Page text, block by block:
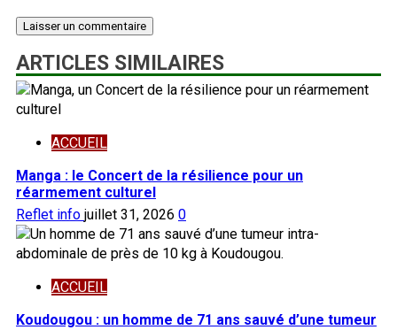
ARTICLES SIMILAIRES
ACCUEIL
Manga : le Concert de la résilience pour un
réarmement culturel
Reflet info juillet 31, 2026 0
ACCUEIL
Koudougou : un homme de 71 ans sauvé d’une tumeur